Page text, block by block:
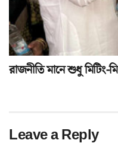
রাজনীতি মানে শুধু
Leave a Reply